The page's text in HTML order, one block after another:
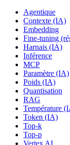
Agentique
Contexte (IA)
Embedding
Fine-tuning
Harnais (IA)
Inférence
MCP
Paramètre (IA)
Poids (IA)
Quantisation
RAG
Température
Token (IA)
Top-k
Top-p
Vertex AI